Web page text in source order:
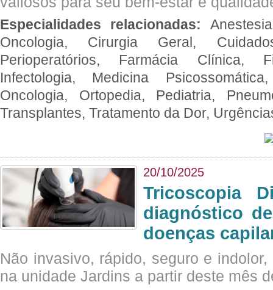
Especialidades relacionadas:
Oncologia, Cirurgia Geral,
Perioperatórios, Farmácia Clínica,
Infectologia, Medicina
Oncologia, Ortopedia, Pediatria,
Transplantes, Tratamento da Dor,
20/10/2025
Tricoscopia
diagnóstico
doenças
Não invasivo, rápido, seguro e
na unidade Jardins a partir deste mês